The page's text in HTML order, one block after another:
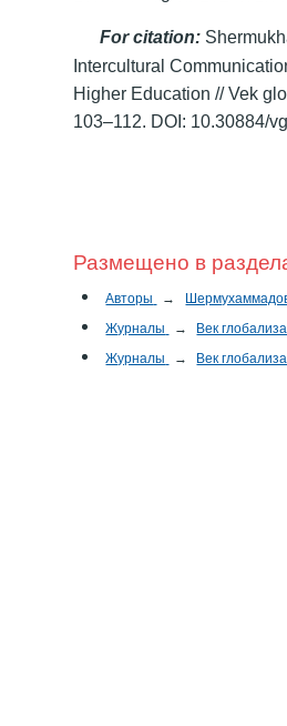
For citation:
Intercultural
Higher Education // Vek
103–112. DOI: 10.30884/
Размещено в
Авторы →
Журналы
→
Век
Журналы
→ Век